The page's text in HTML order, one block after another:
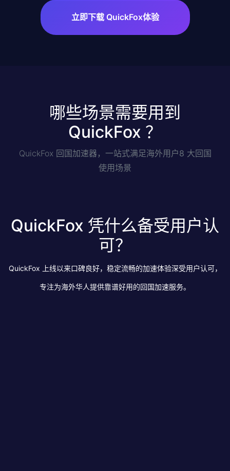
立即下载 QuickFox体验
哪些场景需要用到
QuickFox ？
QuickFox 回国加速器，一站式满足海外用户8 大回国
使用场景
QuickFox 凭什么备受用户认
可？
QuickFox 上线以来口碑良好，稳定流畅的加速体验深受用户认可，
专注为海外华人提供靠谱好用的回国加速服务。